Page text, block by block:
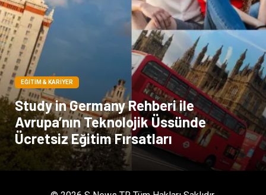
EĞITIM & KARIYER
Study in Germany Rehberi ile
Avrupa’nın Teknolojik Üssünde
Ücretsiz Eğitim Fırsatları